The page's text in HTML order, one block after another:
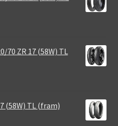
70 ZR 17 (58W) TL
(58W) TL (fram)